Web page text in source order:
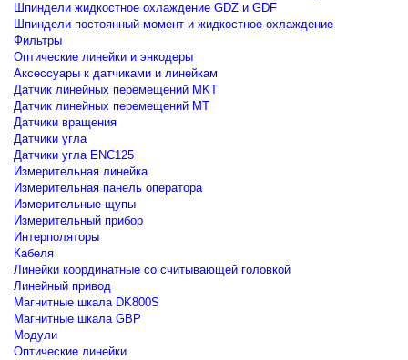
Шпиндели жидкостное охлаждение GDZ и GDF
Шпиндели постоянный момент и жидкостное охлаждение
Фильтры
Оптические линейки и энкодеры
Аксессуары к датчиками и линейкам
Датчик линейных перемещений MKT
Датчик линейных перемещений MT
Датчики вращения
Датчики угла
Датчики угла ENC125
Измерительная линейка
Измерительная панель оператора
Измерительные щупы
Измерительный прибор
Интерполяторы
Кабеля
Линейки координатные со считывающей головкой
Линейный привод
Магнитные шкала DK800S
Магнитные шкала GBP
Модули
Оптические линейки